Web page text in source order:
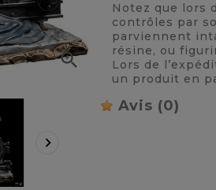


Notez que lors
contrôles par
parviennent
résine, ou
Lors de
un produit en
Avis (0)